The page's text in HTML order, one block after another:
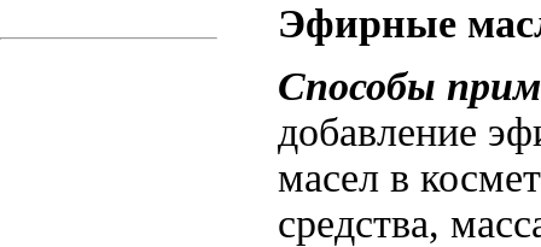
Эфирные
Способы
добавление
масел в
средства,